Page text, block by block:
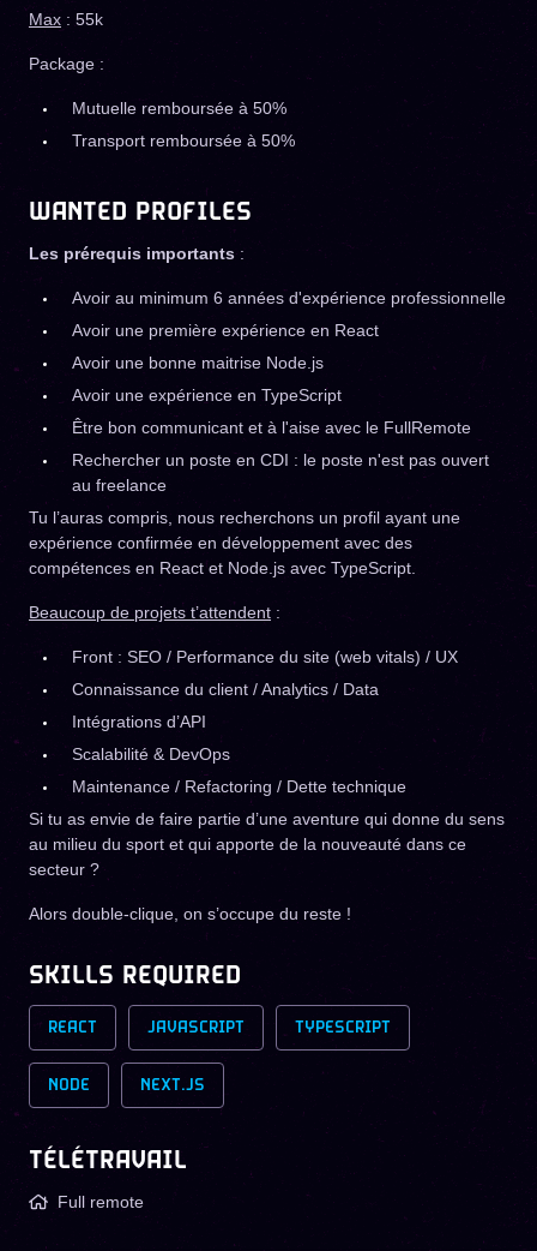
Max : 55k
Package :
Mutuelle remboursée à 50%
Transport remboursée à 50%
WANTED PROFILES
Les prérequis importants:
Avoir au minimum 6 années d'expérience professionnelle
Avoir une première expérience en React
Avoir une bonne maitrise Node.js
Avoir une expérience en TypeScript
Être bon communicant et à l'aise avec le FullRemote
Rechercher un poste en CDI : le poste n'est pas ouvert
au freelance
Tu l’auras compris, nous recherchons un profil ayant une
expérience confirmée en développement avec des
compétences en React et Node.js avec TypeScript.
Beaucoup de projets t’attendent :
Front : SEO / Performance du site (web vitals) / UX
Connaissance du client / Analytics / Data
Intégrations d’API
Scalabilité & DevOps
Maintenance / Refactoring / Dette technique
Si tu as envie de faire partie d’une aventure qui donne du sens
au milieu du sport et qui apporte de la nouveauté dans ce
secteur ?
Alors double-clique, on s’occupe du reste !
SKILLS REQUIRED
REACT JAVASCRIPT TYPESCRIPT
NODE NEXT.JS
TÉLÉTRAVAIL
Full remote